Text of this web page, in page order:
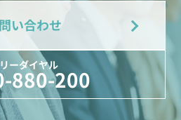
い合わせ
ーダイヤル
880-200